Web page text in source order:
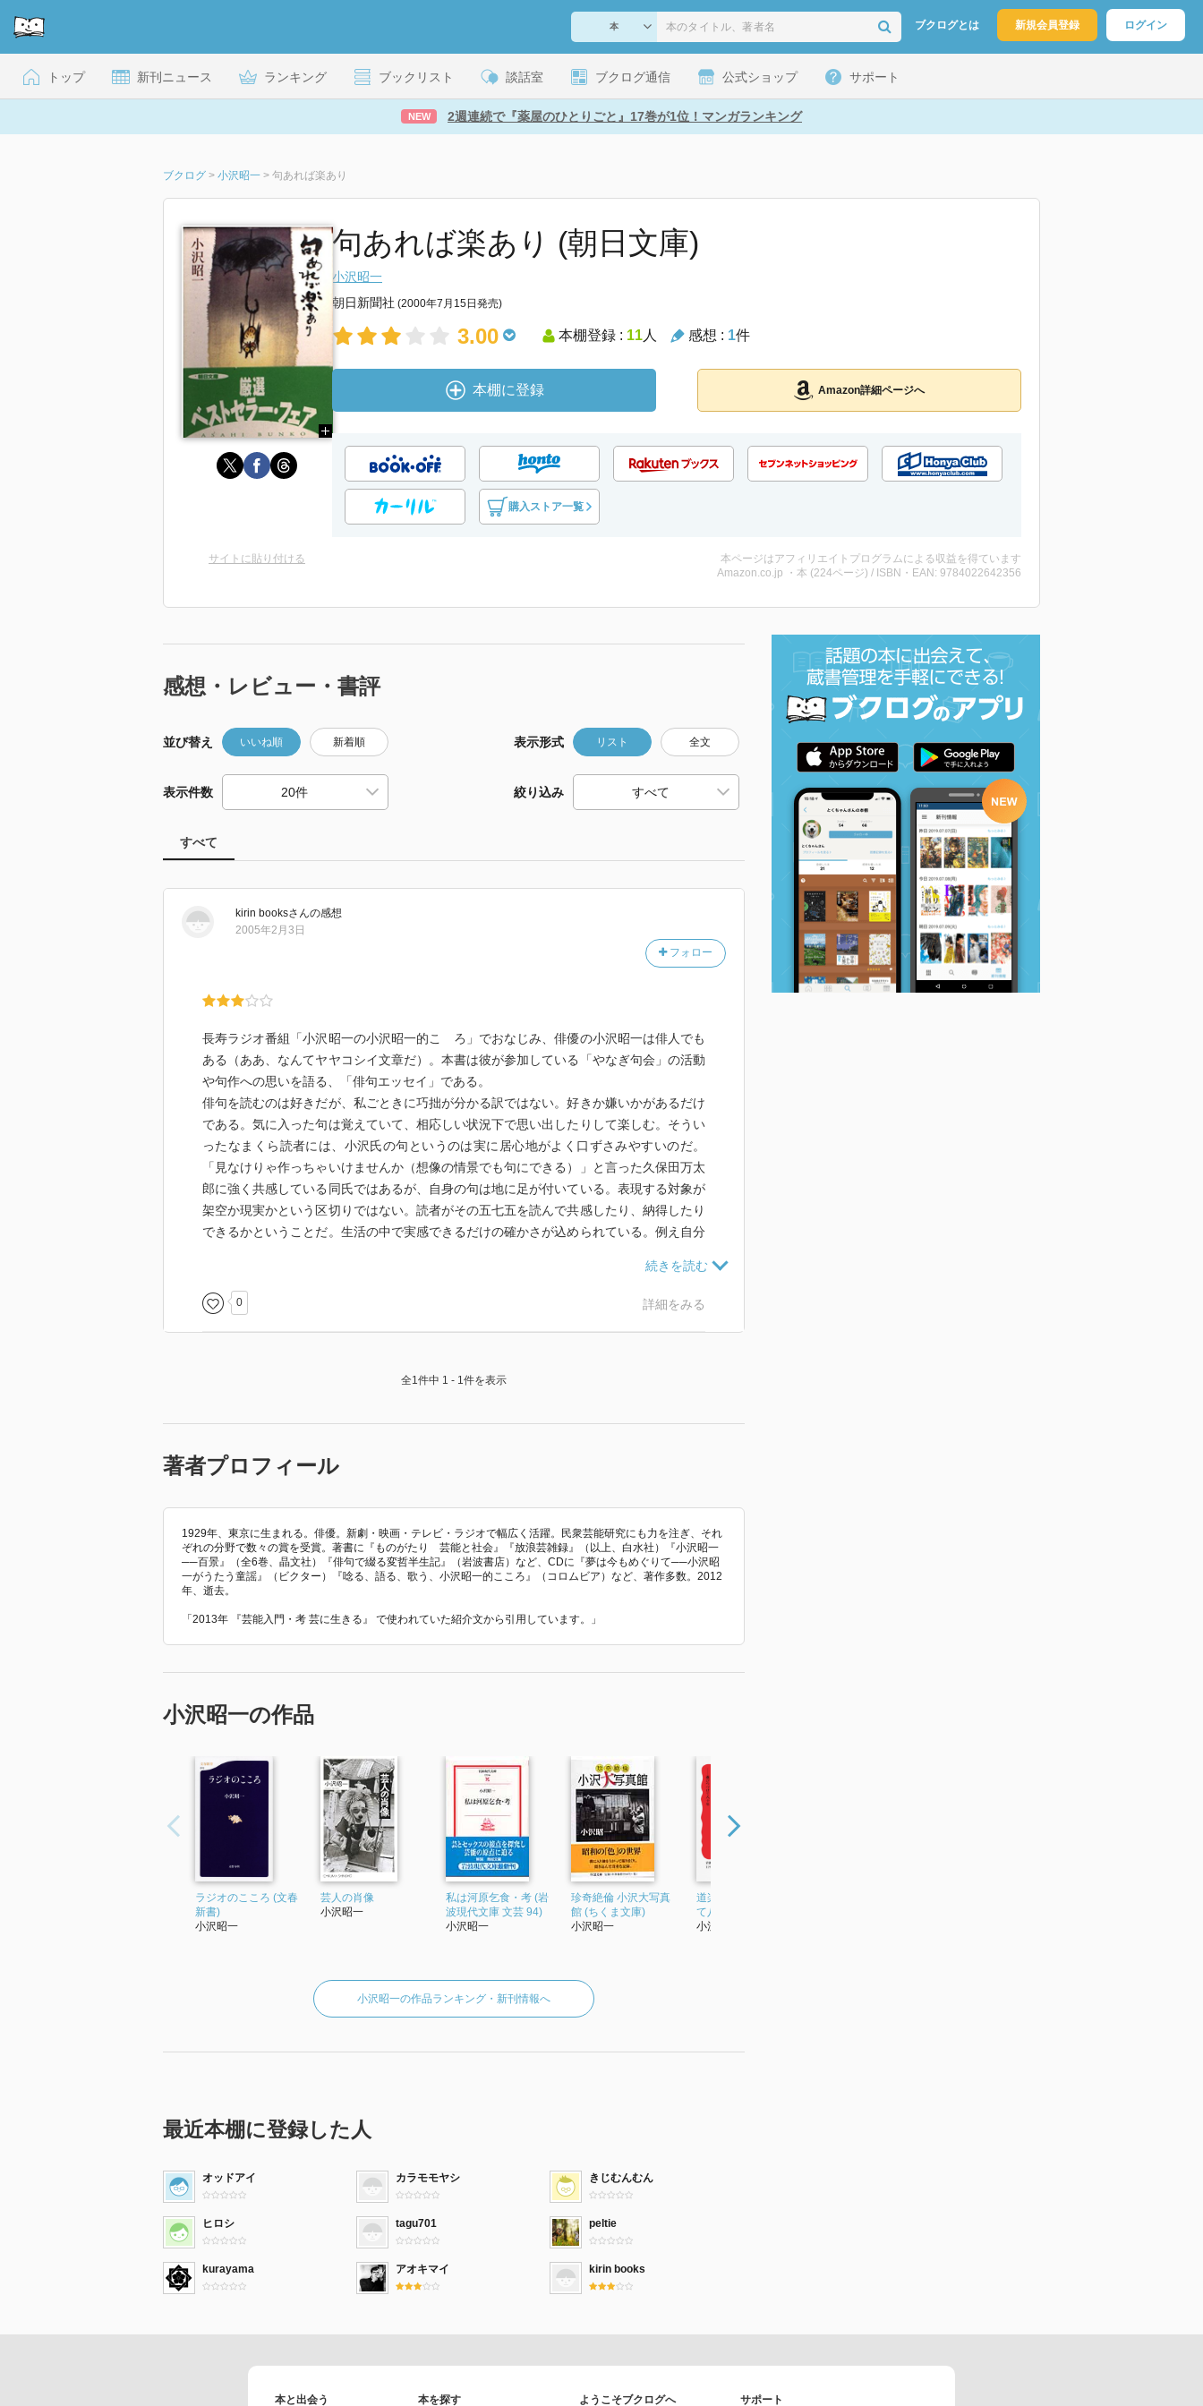
ブクログとは 新規会員登録 ログイン
トップ 新刊ニュース ランキング ブックリスト 談話室 ブクログ通信 公式ショップ サポート
NEW 2週連続で『薬屋のひとりごと』17巻が1位！マンガランキング
ブクログ > 小沢昭一 > 句あれば楽あり
句あれば楽あり (朝日文庫)
小沢昭一
朝日新聞社 (2000年7月15日発売)
3.00 本棚登録 : 11人 感想 : 1件
本棚に登録 Amazon詳細ページへ
購入ストア一覧
サイトに貼り付ける
本ページはアフィリエイトプログラムによる収益を得ています
Amazon.co.jp ・本 (224ページ) / ISBN・EAN: 9784022642356
感想・レビュー・書評
並び替え いいね順 新着順 表示形式 リスト 全文
表示件数 絞り込み
すべて
kirin booksさんの感想
フォロー
2005年2月3日
長寿ラジオ番組「小沢昭一の小沢昭一的こゝろ」でおなじみ、俳優の小沢昭一は俳人でも
ある（ああ、なんてヤヤコシイ文章だ）。本書は彼が参加している「やなぎ句会」の活動
や句作への思いを語る、「俳句エッセイ」である。
俳句を読むのは好きだが、私ごときに巧拙が分かる訳ではない。好きか嫌いかがあるだけ
である。気に入った句は覚えていて、相応しい状況下で思い出したりして楽しむ。そうい
ったなまくら読者には、小沢氏の句というのは実に居心地がよく口ずさみやすいのだ。
「見なけりゃ作っちゃいけませんか（想像の情景でも句にできる）」と言った久保田万太
郎に強く共感している同氏ではあるが、自身の句は地に足が付いている。表現する対象が
架空か現実かという区切りではない。読者がその五七五を読んで共感したり、納得したり
できるかということだ。生活の中で実感できるだけの確かさが込められている。例え自分
センスもユーモアも高名な句友もある。広く評価もされている。慢心しても責めようがな
い。しかし、彼は実に勉強熱心だ。一番勉強になると言って入門書を多く読み、あちこち
0 詳細をみる
全1件中 1 - 1件を表示
著者プロフィール
1929年、東京に生まれる。俳優。新劇・映画・テレビ・ラジオで幅広く活躍。民衆芸能研究にも力を注ぎ、それ
ぞれの分野で数々の賞を受賞。著書に『ものがたり 芸能と社会』『放浪芸雑録』（以上、白水社）『小沢昭一
──百景』（全6巻、晶文社）『俳句で綴る変哲半生記』（岩波書店）など、CDに『夢は今もめぐりて──小沢昭
一がうたう童謡』（ビクター）『唸る、語る、歌う、小沢昭一的こころ』（コロムビア）など、著作多数。2012
年、逝去。
「2013年 『芸能入門・考 芸に生きる』 で使われていた紹介文から引用しています。」
小沢昭一の作品
ラジオのこころ (文春
新書)
小沢昭一
芸人の肖像
小沢昭一
私は河原乞食・考 (岩
波現代文庫 文芸 94)
小沢昭一
珍奇絶倫 小沢大写真
館 (ちくま文庫)
小沢昭一
道楽三昧 遊びつづけ
て八十年 (岩波新書)
小沢昭一
小沢昭一の作品ランキング・新刊情報へ
最近本棚に登録した人
オッドアイ カラモモヤシ きじむんむん
ヒロシ tagu701 peltie
kurayama アオキマイ kirin books
本と出会う 本を探す ようこそブクログへ サポート